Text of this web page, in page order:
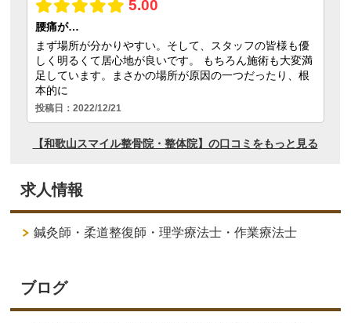
求人情報
鍼灸師・柔道整復師・理学療法士・作業療法士
ブログ